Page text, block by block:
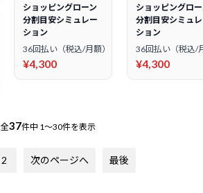
ショッピングローン
分割目安シミュレー
ション
36回払い（税込/月額）
¥4,300
ショッピングロ
分割目安シミュ
ション
36回払い（税込/
¥4,300
全37件中 1～30件を表示
2 次のページへ 最後